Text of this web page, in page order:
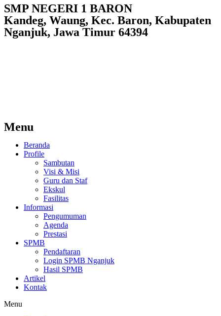
SMP NEGERI 1 BARON
Kandeg, Waung, Kec. Baron, Kabupaten
Nganjuk, Jawa Timur 64394
Menu
Beranda
Profile
Sambutan
Visi & Misi
Guru dan Staf
Ekskul
Fasilitas
Informasi
Pengumuman
Agenda
Prestasi
SPMB
Pendaftaran
Login SPMB Nganjuk
Hasil SPMB
Artikel
Kontak
Menu